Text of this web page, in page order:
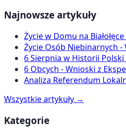
Najnowsze artykuły
Życie w Domu na
Życie Osób Niebinarnych
6 Sierpnia w Historii
6 Obcych - Wnioski z
Analiza Referendum
Wszystkie artykuły →
Kategorie